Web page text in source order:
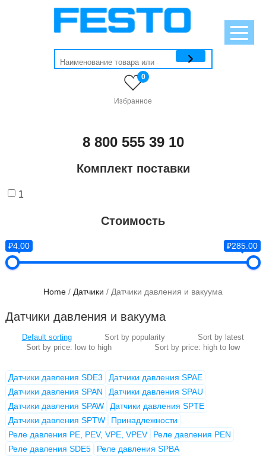
Избранное
0
8 800 555 39 10
Комплект поставки
1
Стоимость
₽4.00 ₽285.00
Home / Датчики / Датчики давления и вакуума
Датчики давления и вакуума
Датчики давления SDE3
Датчики давления SPAE
Датчики давления SPAN
Датчики давления SPAU
Датчики давления SPAW
Датчики давления SPTE
Датчики давления SPTW
Принадлежности
Реле давления PE, PEV, VPE, VPEV
Реле давления PEN
Реле давления SDE5
Реле давления SPBA